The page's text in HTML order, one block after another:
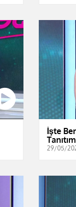
İşte
29/05/